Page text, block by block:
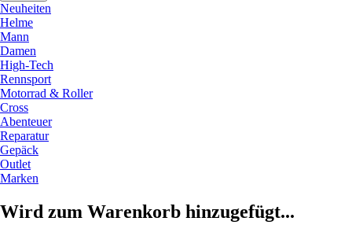
Neuheiten
Helme
Mann
Damen
High-Tech
Rennsport
Motorrad & Roller
Cross
Abenteuer
Reparatur
Gepäck
Outlet
Marken
Wird zum Warenkorb hinzugefügt...